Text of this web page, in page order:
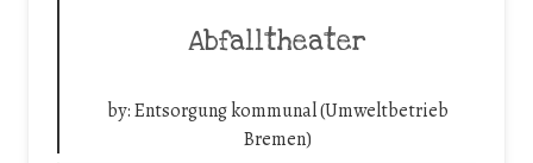
Abfalltheater
by:Entsorgung kommunal (Umweltbetrieb
Bremen)